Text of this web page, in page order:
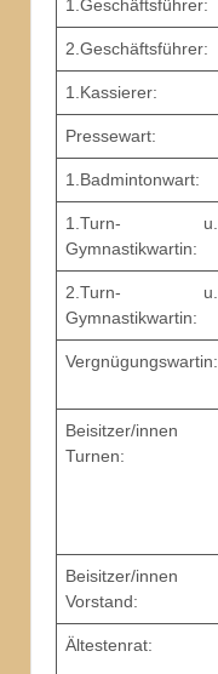
1.Geschäftsführer:
2.Geschäftsführer:
1.Kassierer:
Pressewart:
1.Badmintonwart:
1.Turn- u.
Gymnastikwartin:
2.Turn- u.
Gymnastikwartin:
Vergnügungswartin:
Beisitzer/innen
Turnen:
Beisitzer/innen
Vorstand:
Ältestenrat: